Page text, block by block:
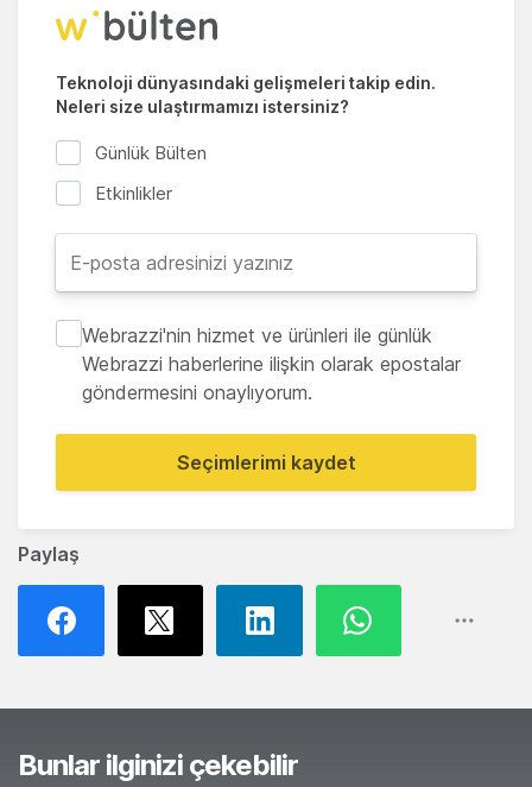
Paylaş
Teknoloji dünyasındaki gelişmeleri takip edin.
Neleri size ulaştırmamızı istersiniz?
Günlük Bülten
Etkinlikler
Webrazzi'nin hizmet ve ürünleri ile günlük
Webrazzi haberlerine ilişkin olarak epostalar
göndermesini onaylıyorum.
Seçimlerimi kaydet
Bunlar ilginizi çekebilir